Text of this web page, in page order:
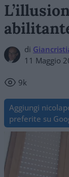
di
11 Maggio
9k
Aggiungi
preferite su
Video
Player